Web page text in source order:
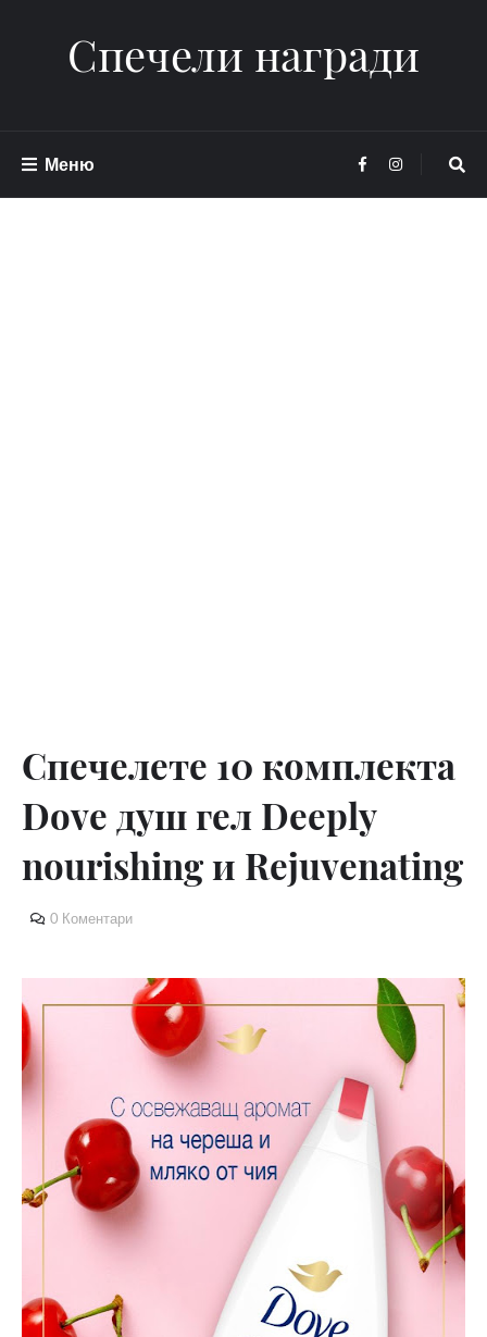
Спечели награди
Меню
Спечелете 10 комплекта
Dove душ гел Deeply
nourishing и Rejuvenating
0 Коментари